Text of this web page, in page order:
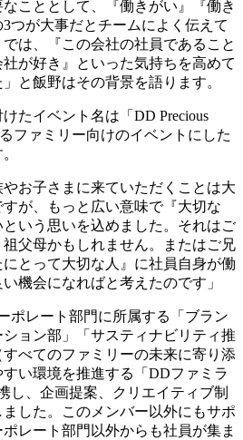
こととして、『働きがい』『働き
つが大事だとチームによく伝えて
は、『この会社の社員であること
が好き』といった気持ちを高めて
と飯野はその背景を語ります。
たイベント名は「DD Precious
ファミリー向けのイベントにした
やお子さまに来ていただくことは大
が、もっと広い意味で『大切な
いう思いを込めました。それはご
父母かもしれません。またはご兄
とって大切な人』に社員自身が働
機会になればと考えたのです」
ポレート部門に所属する「ブラン
ョン部」「サスティナビリティ推
べてのファミリーの未来に寄り添
い環境を推進する「DDファミラ
し、企画提案、クリエイティブ制
した。このメンバー以外にもサポ
レート部門以外からも社員が集ま